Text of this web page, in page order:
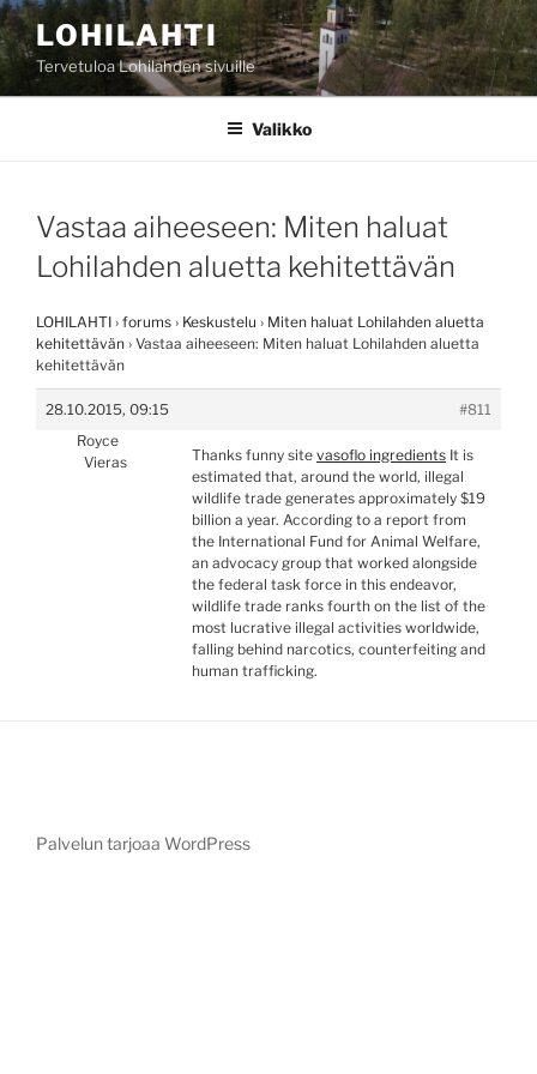
Siirry
sisältöönLOHILAHTI
Tervetuloa Lohilahden sivuille
Valikko
Vastaa aiheeseen: Miten haluat
Lohilahden aluetta kehitettävän
LOHILAHTI › forums › Keskustelu › Miten haluat Lohilahden aluetta
kehitettävän › Vastaa aiheeseen: Miten haluat Lohilahden aluetta
kehitettävän
28.10.2015, 09:15
#811
Royce
Vieras
Thanks funny site vasoflo ingredients It is
estimated that, around the world, illegal
wildlife trade generates approximately $19
billion a year. According to a report from
the International Fund for Animal Welfare,
an advocacy group that worked alongside
the federal task force in this endeavor,
wildlife trade ranks fourth on the list of the
most lucrative illegal activities worldwide,
falling behind narcotics, counterfeiting and
human trafficking.
Palvelun tarjoaa WordPress